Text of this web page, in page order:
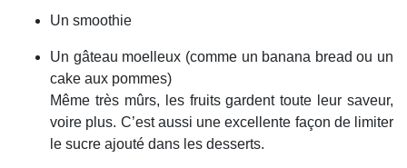
Un smoothie
Un gâteau moelleux (comme un banana bread ou un
cake aux pommes)
Même très mûrs, les fruits gardent toute leur saveur,
voire plus. C’est aussi une excellente façon de limiter
le sucre ajouté dans les desserts.